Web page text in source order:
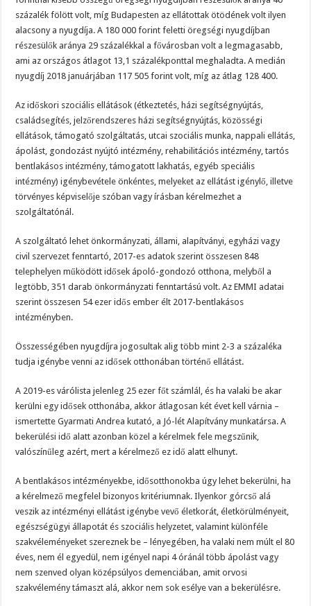
százalék fölött volt, míg Budapesten az ellátottak ötödének volt ilyen
alacsony a nyugdíja. A 180 000 forint feletti öregségi nyugdíjban
részesülők aránya 29 százalékkal a fővárosban volt a legmagasabb,
ami az országos átlagot 13,1 százalékponttal meghaladta. A medián
nyugdíj 2018 januárjában 117 505 forint volt, míg az átlag 128 400.
Az időskori szociális ellátások (étkeztetés, házi segítségnyújtás,
családsegítés, jelzőrendszeres házi segítségnyújtás, közösségi
ellátások, támogató szolgáltatás, utcai szociális munka, nappali ellátás,
ápolást, gondozást nyújtó intézmény, rehabilitációs intézmény, tartós
bentlakásos intézmény, támogatott lakhatás, egyéb speciális
intézmény) igénybevétele önkéntes, melyeket az ellátást igénylő, illetve
törvényes képviselője szóban vagy írásban kérelmezhet a
szolgáltatónál.
A szolgáltató lehet önkormányzati, állami, alapítványi, egyházi vagy
civil szervezet fenntartó, 2017-es adatok szerint összesen 848
telephelyen működött idősek ápoló-gondozó otthona, melyből a
legtöbb, 351 darab önkormányzati fenntartású volt. Az EMMI adatai
szerint összesen 54 ezer idős ember élt 2017-bentlakásos
intézményben.
Összességében nyugdíjra jogosultak alig több mint 2-3 a százaléka
tudja igénybe venni az idősek otthonában történő ellátást.
A 2019-es várólista jelenleg 25 ezer főt számlál, és ha valaki be akar
kerülni egy idősek otthonába, akkor átlagosan két évet kell várnia –
ismertette Gyarmati Andrea kutató, a Jó-lét Alapítvány munkatársa. A
bekerülési idő alatt azonban közel a kérelmek fele megszűnik,
valószínűleg azért, mert a kérelmező ez idő alatt elhunyt.
A bentlakásos intézményekbe, idősotthonokba úgy lehet bekerülni, ha
a kérelmező megfelel bizonyos kritériumnak. Ilyenkor górcső alá
veszik az intézményi ellátást igénybe vevő életkorát, életkörülményeit,
egészségügyi állapotát és szociális helyzetet, valamint különféle
szakvéleményeket szereznek be – lényegében, ha valaki nem múlt el 80
éves, nem él egyedül, nem igényel napi 4 óránál több ápolást vagy
nem szenved olyan középsúlyos demenciában, amit orvosi
szakvélemény támaszt alá, akkor nem sok esélye van a bekerülésre.